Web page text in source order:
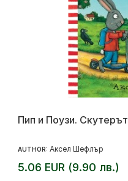
Пип и Поузи. Скутерът
AUTHOR: Аксел Шефлър
5.06 EUR (9.90 лв.)